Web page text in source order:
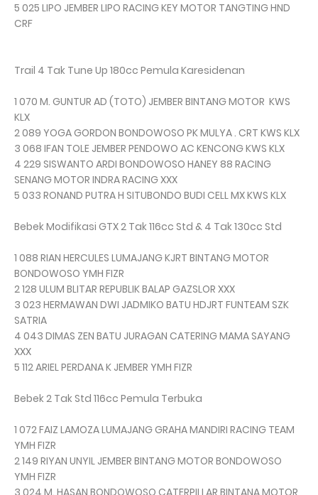
5 025 LIPO JEMBER LIPO RACING KEY MOTOR TANGTING HND
CRF
Trail 4 Tak Tune Up 180cc Pemula Karesidenan
1 070 M. GUNTUR AD (TOTO) JEMBER BINTANG MOTOR KWS
KLX
2 089 YOGA GORDON BONDOWOSO PK MULYA . CRT KWS KLX
3 068 IFAN TOLE JEMBER PENDOWO AC KENCONG KWS KLX
4 229 SISWANTO ARDI BONDOWOSO HANEY 88 RACING
SENANG MOTOR INDRA RACING XXX
5 033 RONAND PUTRA H SITUBONDO BUDI CELL MX KWS KLX
Bebek Modifikasi GTX 2 Tak 116cc Std & 4 Tak 130cc Std
1 088 RIAN HERCULES LUMAJANG KJRT BINTANG MOTOR
BONDOWOSO YMH FIZR
2 128 ULUM BLITAR REPUBLIK BALAP GAZSLOR XXX
3 023 HERMAWAN DWI JADMIKO BATU HDJRT FUNTEAM SZK
SATRIA
4 043 DIMAS ZEN BATU JURAGAN CATERING MAMA SAYANG
XXX
5 112 ARIEL PERDANA K JEMBER YMH FIZR
Bebek 2 Tak Std 116cc Pemula Terbuka
1 072 FAIZ LAMOZA LUMAJANG GRAHA MANDIRI RACING TEAM
YMH FIZR
2 149 RIYAN UNYIL JEMBER BINTANG MOTOR BONDOWOSO
YMH FIZR